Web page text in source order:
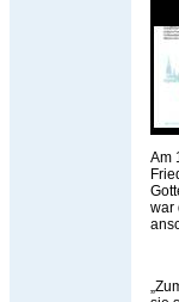
Am
war